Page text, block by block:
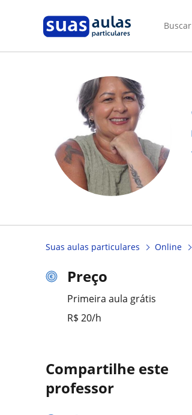
Buscar
Suas aulas particulares Online
Preço
Primeira aula grátis
R$ 20/h
Compartilhe este
professor